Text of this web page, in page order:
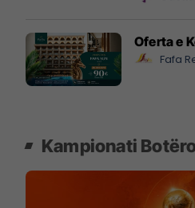
Oferta e
Fafa
Kampionati